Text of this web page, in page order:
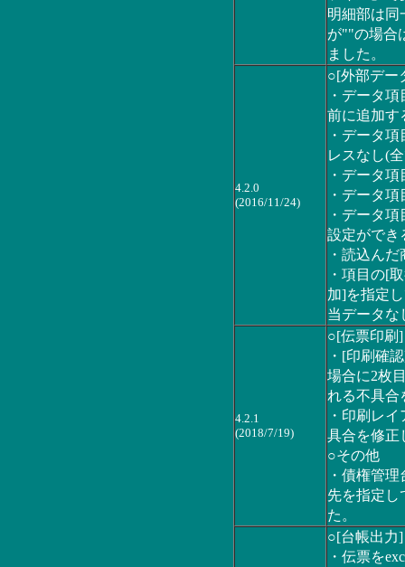
明細部は同
が""の場合
ました。
4.2.0
(2016/11/24)
○[外部デー
・データ
前に追加す
・データ
レスなし(
・データ
・データ
・データ
設定ができ
・読込ん
・項目の[
加]を指定
当データな
4.2.1
(2018/7/19)
○[伝票印刷]
・[印刷確
場合に2枚
れる不具合
・印刷レ
具合を修正
○その他
・債権管
先を指定し
た。
○[台帳出力]
・伝票を